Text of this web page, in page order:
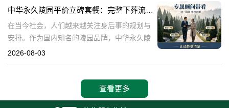
中华永久陵园平价立碑套餐：完整下葬流程打包优惠咨询指南
在当今社会，人们越来越关注身后事的规划与
安排。作为国内知名的陵园品牌，中华永久陵
园凭借其平价立碑与全套下葬流程打包服务，
2026-08-03
查看更多